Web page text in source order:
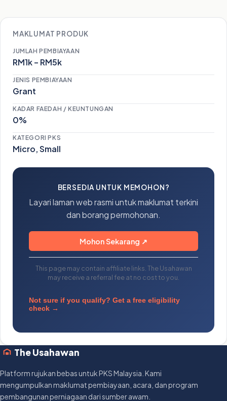
MAKLUMAT PRODUK
JUMLAH PEMBIAYAAN
RM1k – RM5k
JENIS PEMBIAYAAN
Grant
KADAR FAEDAH / KEUNTUNGAN
0%
KATEGORI PKS
Micro, Small
BERSEDIA UNTUK MEMOHON?
Layari laman web rasmi untuk maklumat terkini
dan borang permohonan.
Mohon Sekarang ↗
This page may contain affiliate links. The Usahawan
may receive a referral fee at no cost to you.
Not sure if you qualify? Get a free eligibility
check →
The Usahawan
Platform rujukan bebas untuk PKS Malaysia. Kami
mengumpulkan maklumat pembiayaan, acara, dan program
pembangunan perniagaan dari sumber awam.